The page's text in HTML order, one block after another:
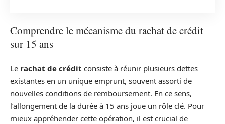
Comprendre le mécanisme du rachat de crédit
sur 15 ans
Le rachat de crédit consiste à réunir plusieurs dettes
existantes en un unique emprunt, souvent assorti de
nouvelles conditions de remboursement. En ce sens,
l’allongement de la durée à 15 ans joue un rôle clé. Pour
mieux appréhender cette opération, il est crucial de